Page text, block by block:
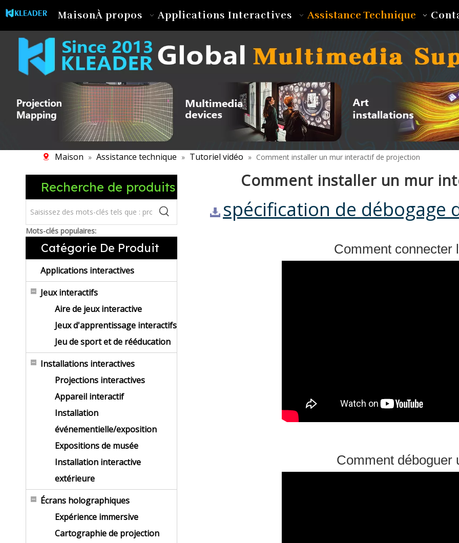
MaisonÀ propos Applications Interactives Assistance Technique
Maison » Assistance technique » Tutoriel vidéo » Comment installer un mur interactif de projection
Recherche de produits
Mots-clés populaires:
Catégorie De Produit
Applications interactives
Jeux interactifs
Aire de jeux interactive
Jeux d'apprentissage interactifs
Jeu de sport et de rééducation
Installations interactives
Projections interactives
Appareil interactif
Installation
événementielle/exposition
Expositions de musée
Installation interactive
extérieure
Écrans holographiques
Expérience immersive
Cartographie de projection
Comment installer un mur
spécification de
Comment connecter
Comment déboguer